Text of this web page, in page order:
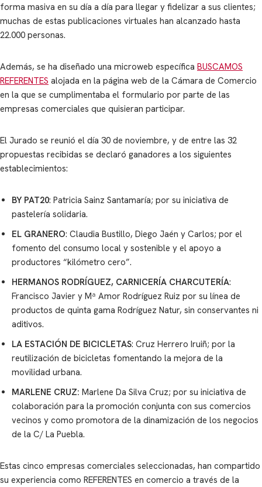
forma masiva en su día a día para llegar y fidelizar a sus clientes;
muchas de estas publicaciones virtuales han alcanzado hasta
22.000 personas.
Además, se ha diseñado una microweb específica BUSCAMOS
REFERENTES alojada en la página web de la Cámara de Comercio
en la que se cumplimentaba el formulario por parte de las
empresas comerciales que quisieran participar.
El Jurado se reunió el día 30 de noviembre, y de entre las 32
propuestas recibidas se declaró ganadores a los siguientes
establecimientos:
BY PAT20: Patricia Sainz Santamaría; por su iniciativa de
pastelería solidaria.
EL GRANERO: Claudia Bustillo, Diego Jaén y Carlos; por el
fomento del consumo local y sostenible y el apoyo a
productores “kilómetro cero”.
HERMANOS RODRÍGUEZ, CARNICERÍA CHARCUTERÍA:
Francisco Javier y Mª Amor Rodríguez Ruiz por su línea de
productos de quinta gama Rodríguez Natur, sin conservantes ni
aditivos.
LA ESTACIÓN DE BICICLETAS: Cruz Herrero Iruiñ; por la
reutilización de bicicletas fomentando la mejora de la
movilidad urbana.
MARLENE CRUZ: Marlene Da Silva Cruz; por su iniciativa de
colaboración para la promoción conjunta con sus comercios
vecinos y como promotora de la dinamización de los negocios
de la C/ La Puebla.
Estas cinco empresas comerciales seleccionadas, han compartido
su experiencia como REFERENTES en comercio a través de la